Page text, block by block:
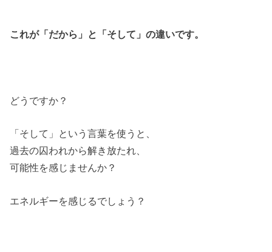
これが「だから」と「そして」の違いです。
どうですか？
「そして」という言葉を使うと、
過去の囚われから解き放たれ、
可能性を感じませんか？
エネルギーを感じるでしょう？